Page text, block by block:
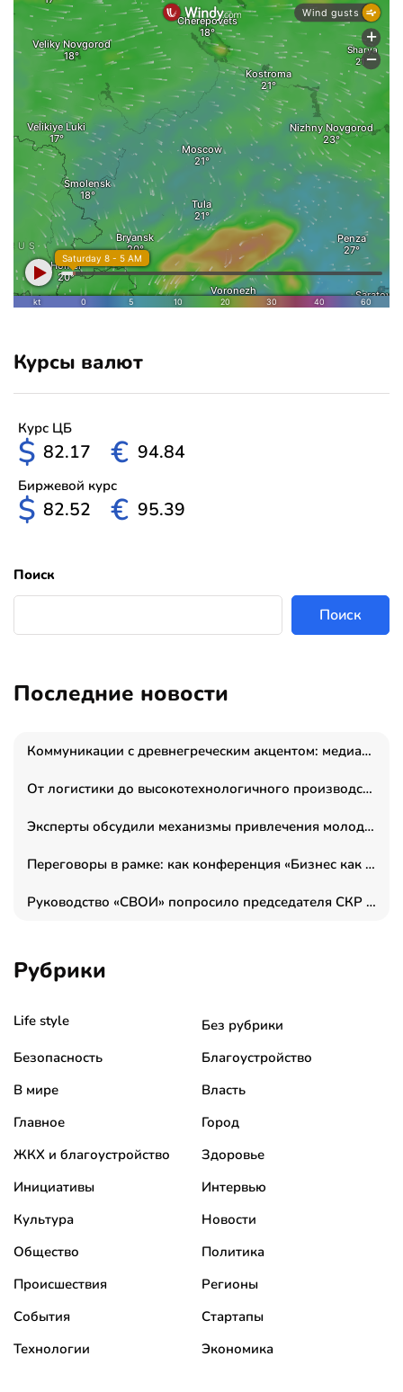
Курсы валют
Курс ЦБ
$ 82.17 € 94.84
Биржевой курс
$ 82.52 € 95.39
Поиск
Поиск
Последние новости
Коммуникации с древнегреческим акцентом: медиаменеджер и журналист Владимир Дергачев запустил коммуникационное агентство «Сократ 2.0»
От логистики до высокотехнологичного производства: как основатель “гагаринга” выстраивает экосистему безопасности и гражданских БПЛА
Эксперты обсудили механизмы привлечения молодых специалистов в промышленные города
Переговоры в рамке: как конференция «Бизнес как искусство» переформатирует деловой этикет в стенах ТПП РФ
Руководство «СВОИ» попросило председателя СКР дать правовую оценку обысков в тыловом штабе
Рубрики
Life style
Без рубрики
Безопасность
Благоустройство
В мире
Власть
Главное
Город
ЖКХ и благоустройство
Здоровье
Инициативы
Интервью
Культура
Новости
Общество
Политика
Происшествия
Регионы
События
Стартапы
Технологии
Экономика